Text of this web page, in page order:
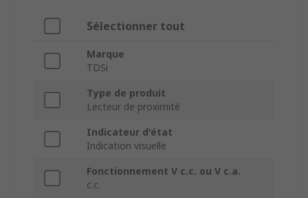
Sélectionner tout
Marque
TDSi
Type de produit
Lecteur de proximité
Indicateur d'état
Indication visuelle
Fonctionnement V c.c. ou V c.a.
c.c.